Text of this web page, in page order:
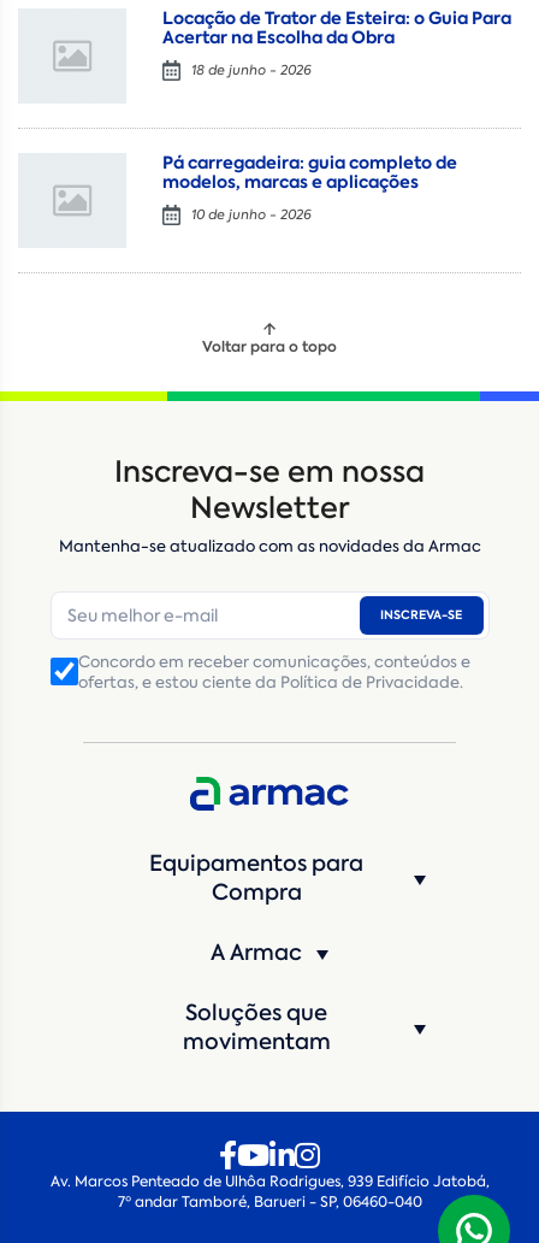
Locação de Trator de Esteira: o Guia Para
Acertar na Escolha da Obra
18 de junho - 2026
Pá carregadeira: guia completo de
modelos, marcas e aplicações
10 de junho - 2026
Voltar para o topo
Inscreva-se em nossa
Newsletter
Mantenha-se atualizado com as novidades da Armac
INSCREVA-SE
Concordo em receber comunicações, conteúdos e
ofertas, e estou ciente da Política de Privacidade.
Equipamentos para
Compra
A Armac
Soluções que
movimentam
Av. Marcos Penteado de Ulhôa Rodrigues, 939 Edifício Jatobá,
7º andar Tamboré, Barueri - SP, 06460-040
Locação Compra de seminovos
E-mail*
Número de telefone*
CNPJ Inscrição Estadual(Produtor Rural)
Máquina de interesse*
Qual o período de locação? *